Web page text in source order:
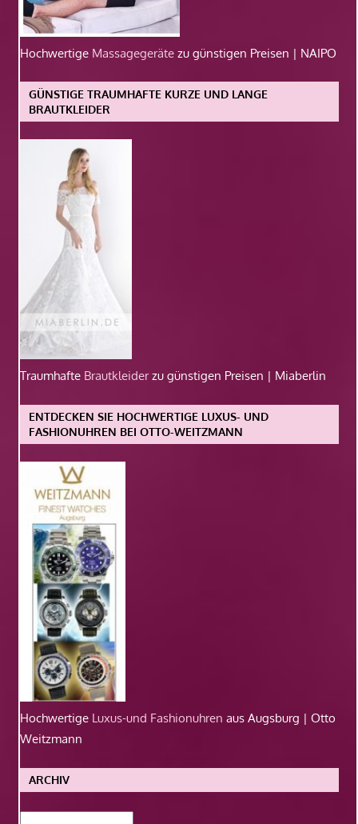
Hochwertige Massagegeräte zu günstigen Preisen | NAIPO
GÜNSTIGE TRAUMHAFTE KURZE UND LANGE
BRAUTKLEIDER
Traumhafte Brautkleiderzu günstigen Preisen | Miaberlin
ENTDECKEN SIE HOCHWERTIGE LUXUS- UND
FASHIONUHREN BEI OTTO-WEITZMANN
Hochwertige Luxus-und Fashionuhren aus Augsburg | Otto
Weitzmann
ARCHIV